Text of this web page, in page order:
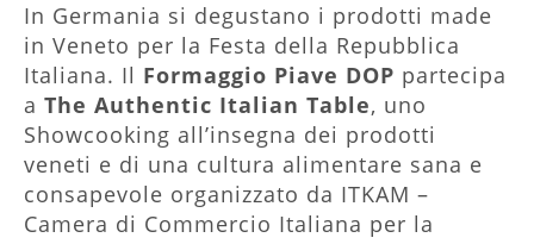
In Germania si degustano i prodotti made
in Veneto per la Festa della Repubblica
Italiana. Il Formaggio Piave DOP partecipa
a The Authentic Italian Table, uno
Showcooking all’insegna dei prodotti
veneti e di una cultura alimentare sana e
consapevole organizzato da ITKAM –
Camera di Commercio Italiana per la